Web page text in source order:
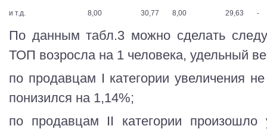
и т.д. 8,00 30,77 8,00 29,63 -
По данным табл.3 можно сделать
ТОП возросла на 1 человека, удельный
по продавцам I категории увеличения
понизился на 1,14%;
по продавцам II категории произошло